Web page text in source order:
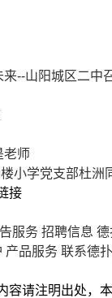
--山阳城区二中
老师
小学党支部杜洲
接
服务 招聘信息 德
产品服务 联系德
容请注明出处，